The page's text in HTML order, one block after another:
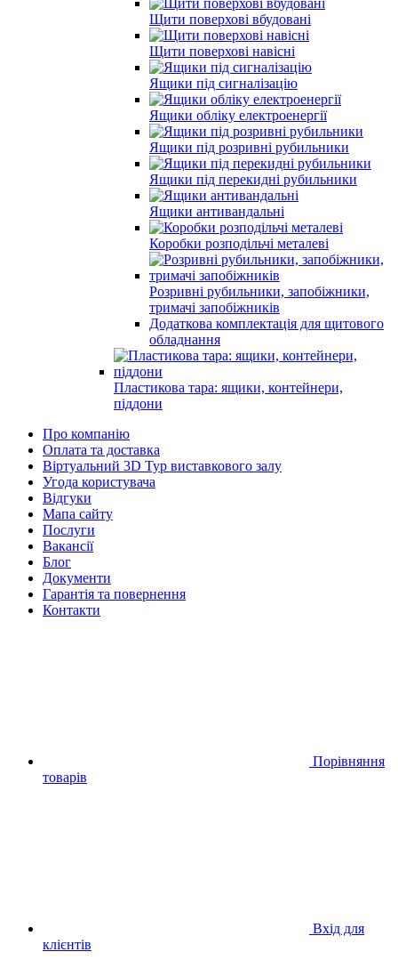
Щити поверхові вбудовані
Щити поверхові навісні
Ящики під сигналізацію
Ящики обліку електроенергії
Ящики під розривні рубильники
Ящики під перекидні рубильники
Ящики антивандальні
Коробки розподільчі металеві
Розривні рубильники, запобіжники,
тримачі запобіжників
Додаткова комплектація для щитового
обладнання
Пластикова тара: ящики, контейнери,
піддони
Про компанію
Оплата та доставка
Віртуальний 3D Тур виставкового залу
Угода користувача
Відгуки
Мапа сайту
Послуги
Вакансії
Блог
Документи
Гарантія та повернення
Контакти
Порівняння
товарів
Вхід для
клієнтів